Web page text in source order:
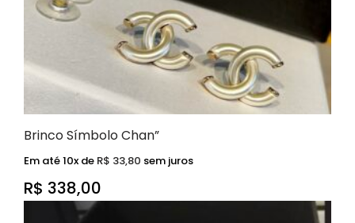
Brinco Símbolo Chan”
R$ 338,00
Em até 10x de R$ 33,80 sem juros